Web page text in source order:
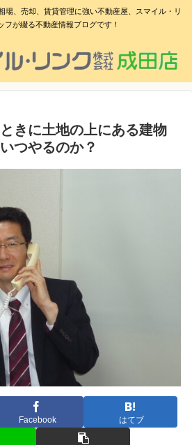
場、売却、賃貸管理に強い不動産屋、スマイル・リ
フが綴る不動産情報ブログです！
きに土地の上にある建物
つやるのか？
Facebook はてブ